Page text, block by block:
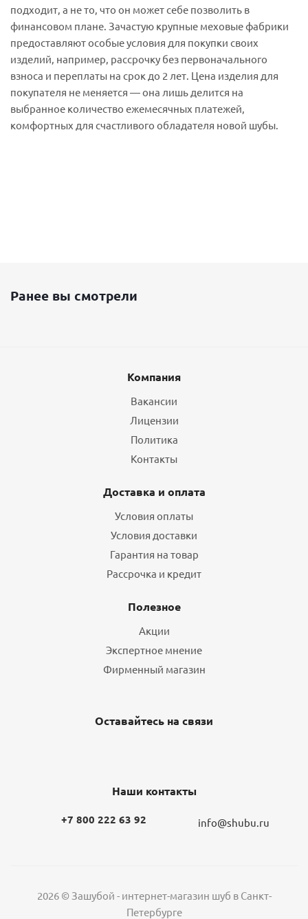
подходит, а не то, что он может себе позволить в
финансовом плане. Зачастую крупные меховые фабрики
предоставляют особые условия для покупки своих
изделий, например, рассрочку без первоначального
взноса и переплаты на срок до 2 лет. Цена изделия для
покупателя не меняется — она лишь делится на
выбранное количество ежемесячных платежей,
комфортных для счастливого обладателя новой шубы.
Ранее вы смотрели
Компания
Вакансии
Лицензии
Политика
Контакты
Доставка и оплата
Условия оплаты
Условия доставки
Гарантия на товар
Рассрочка и кредит
Полезное
Акции
Экспертное мнение
Фирменный магазин
Оставайтесь на связи
Наши контакты
+7 800 222 63 92 info@shubu.ru
2026 © Зашубой - интернет-магазин шуб в Санкт-
Петербурге